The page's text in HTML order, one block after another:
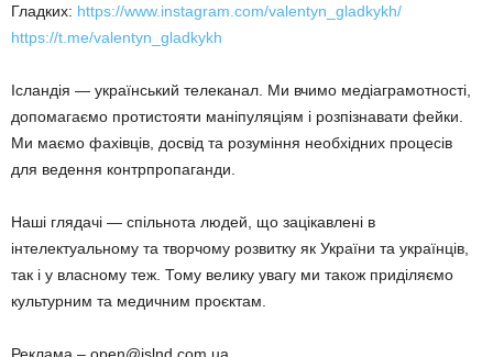
Гладких: https://www.instagram.com/valentyn_gladkykh/
https://t.me/valentyn_gladkykh
Ісландія — український телеканал. Ми вчимо медіаграмотності,
допомагаємо протистояти маніпуляціям і розпізнавати фейки.
Ми маємо фахівців, досвід та розуміння необхідних процесів
для ведення контрпропаганди.
Наші глядачі — спільнота людей, що зацікавлені в
інтелектуальному та творчому розвитку як України та українців,
так і у власному теж. Тому велику увагу ми також приділяємо
культурним та медичним проєктам.